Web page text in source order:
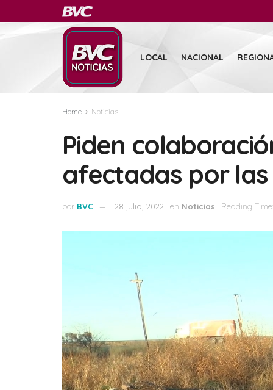
LOCAL NACIONAL
Home Noticias
Piden
afectadas por
por BVC 28 julio, 2022 en Noticias Reading